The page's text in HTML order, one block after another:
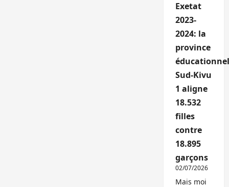
Exetat
2023-
2024: la
province
Sud-Kivu
1 aligne
18.532
filles
contre
18.895
garçons
02/07/2026
Mais moi